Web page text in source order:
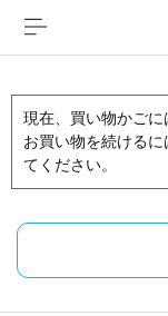
現在、買い物かごに
お買い物を続ける
てください。